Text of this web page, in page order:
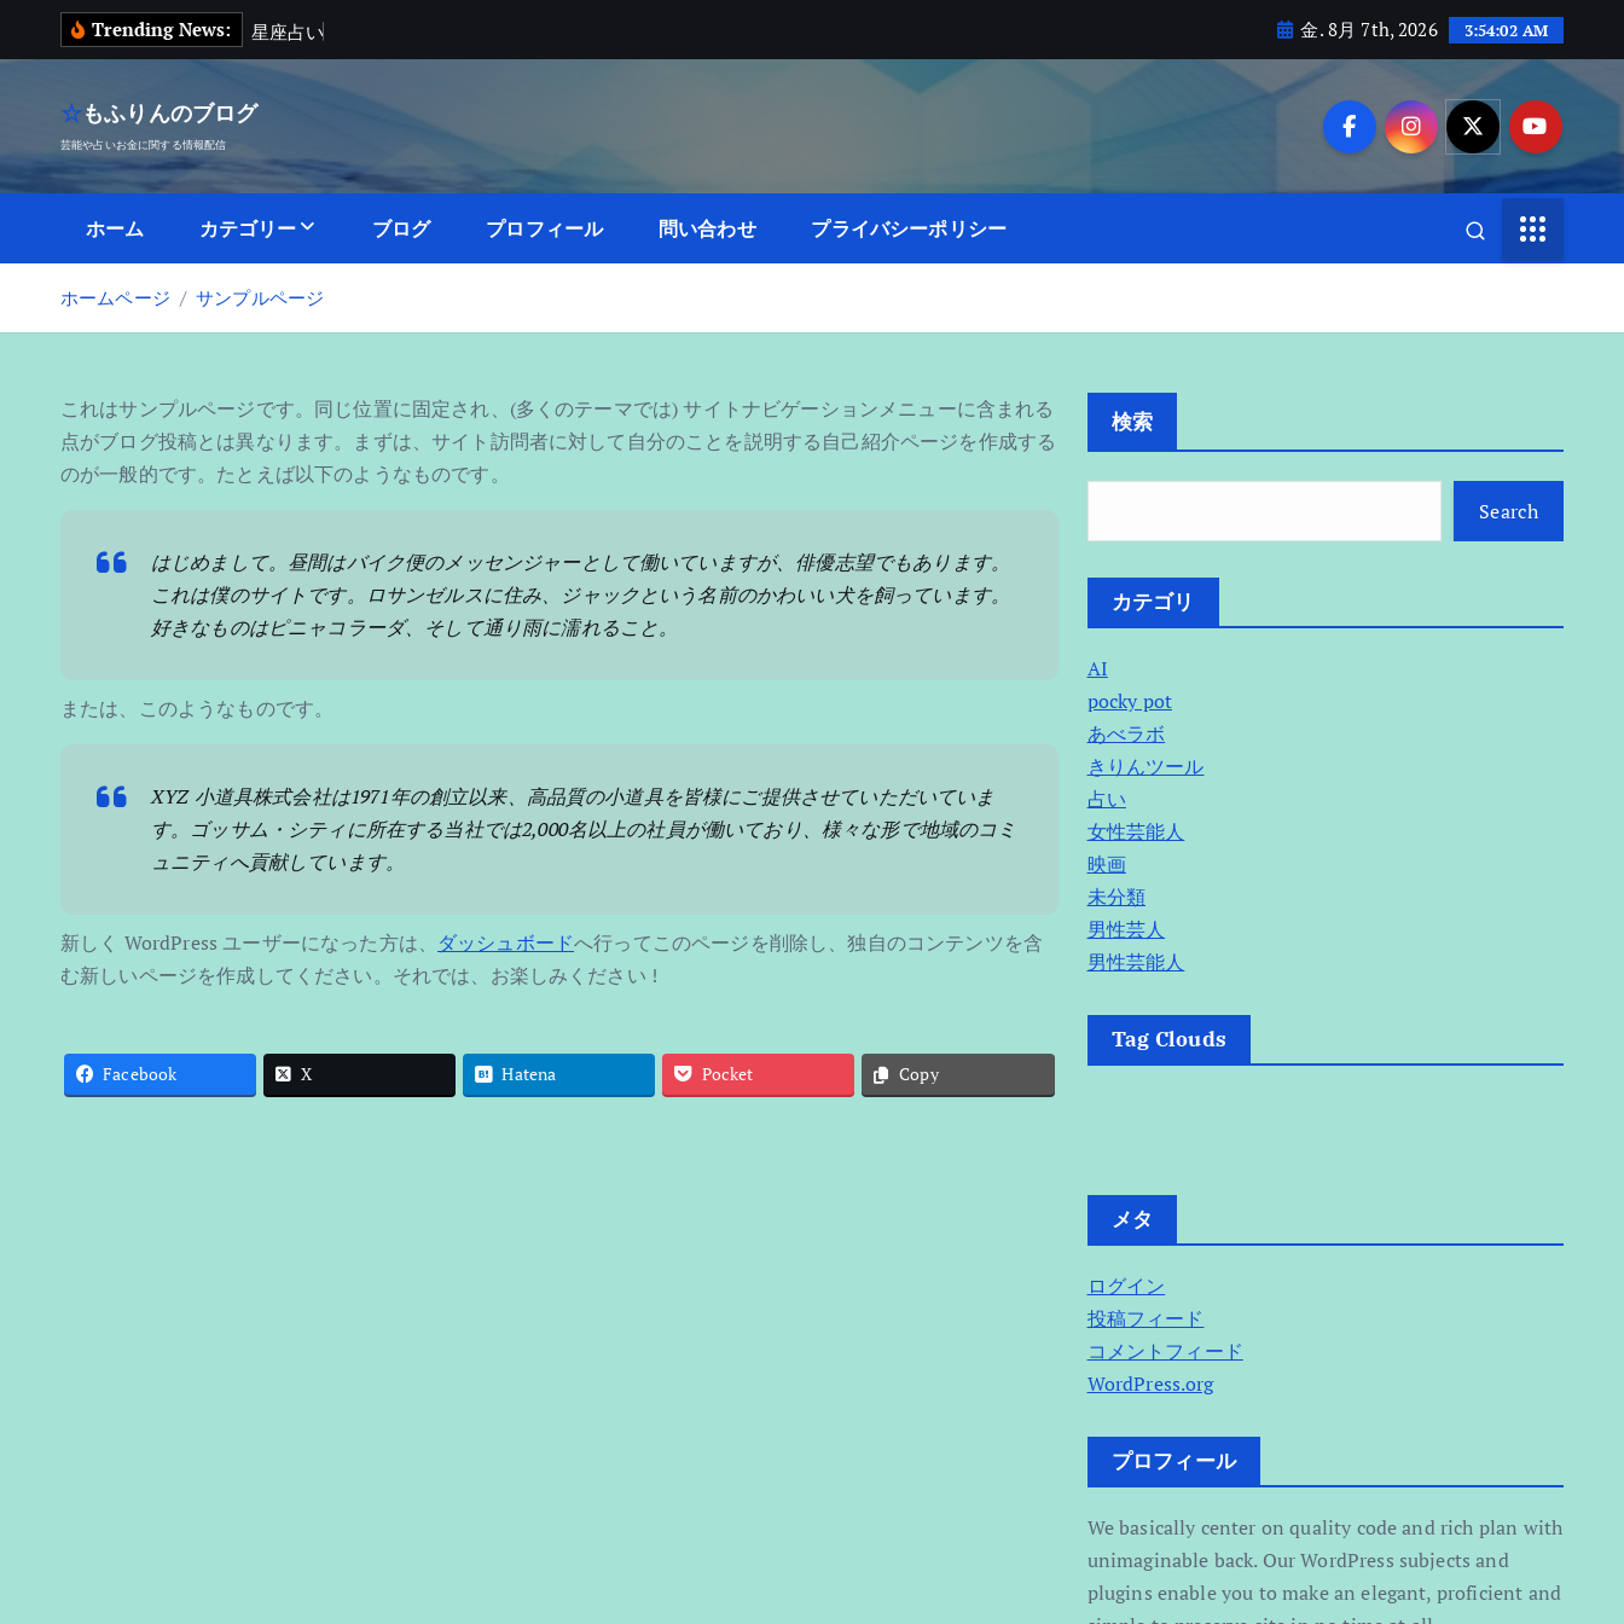
Trending News: 星座占い 金. 8月 7th, 2026 3:54:03 AM
☆もふりんのブログ
芸能や占いお金に関する情報配信
ホーム カテゴリー ブログ プロフィール 問い合わせ プライバシーポリシー
ホームページ サンプルページ
これはサンプルページです。同じ位置に固定され、(多くのテーマでは) サイトナビゲーションメニューに含まれる
点がブログ投稿とは異なります。まずは、サイト訪問者に対して自分のことを説明する自己紹介ページを作成する
のが一般的です。たとえば以下のようなものです。
はじめまして。昼間はバイク便のメッセンジャーとして働いていますが、俳優志望でもあります。
これは僕のサイトです。ロサンゼルスに住み、ジャックという名前のかわいい犬を飼っています。
好きなものはピニャコラーダ、そして通り雨に濡れること。
または、このようなものです。
XYZ 小道具株式会社は1971年の創立以来、高品質の小道具を皆様にご提供させていただいていま
す。ゴッサム・シティに所在する当社では2,000名以上の社員が働いており、様々な形で地域のコミ
ュニティへ貢献しています。
新しく WordPress ユーザーになった方は、 ダッシュボードへ行ってこのページを削除し、独自のコンテンツを含
む新しいページを作成してください。それでは、お楽しみください !
Facebook X Hatena Pocket Copy
検索
Search
カテゴリ
AI
pocky pot
あべラボ
きりんツール
占い
女性芸能人
映画
未分類
男性芸人
男性芸能人
Tag Clouds
メタ
ログイン
投稿フィード
コメントフィード
WordPress.org
プロフィール
We basically center on quality code and rich plan with
unimaginable back. Our WordPress subjects and
plugins enable you to make an elegant, proficient and